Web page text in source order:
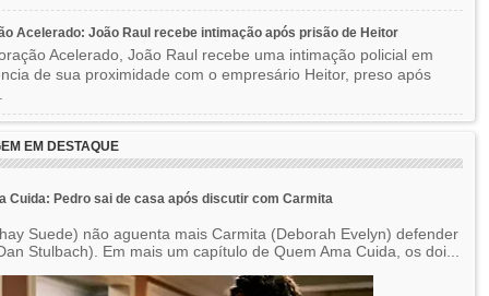
Acelerado: João Raul recebe intimação após prisão de Heitor
Acelerado, João Raul recebe uma intimação policial em
de sua proximidade com o empresário Heitor, preso após
EM DESTAQUE
Cuida: Pedro sai de casa após discutir com Carmita
Suede) não aguenta mais Carmita (Deborah Evelyn) defender
Stulbach). Em mais um capítulo de Quem Ama Cuida, os doi...